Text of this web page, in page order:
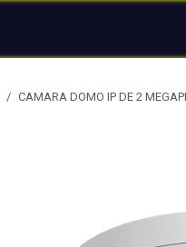
CAMARA DOMO IP DE 2